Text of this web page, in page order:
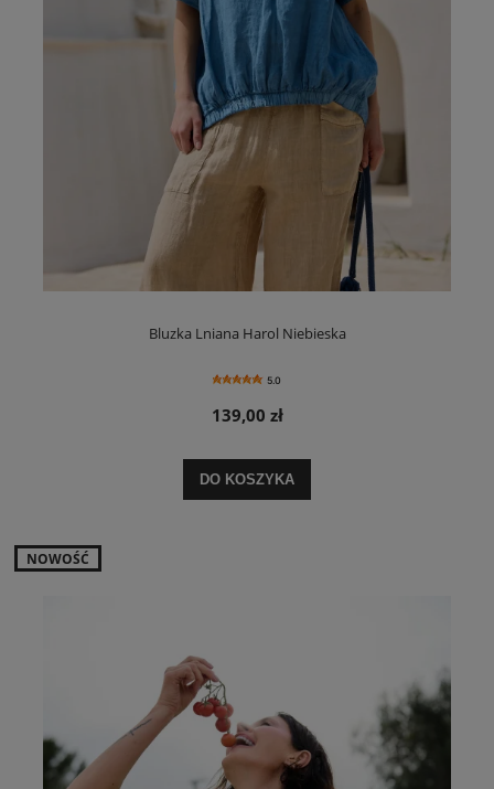
Bluzka Lniana Harol Niebieska
5.0
139,00 zł
DO KOSZYKA
NOWOŚĆ